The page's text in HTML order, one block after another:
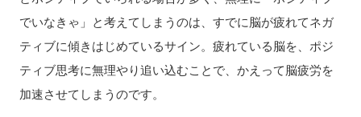
でいなきゃ」と考えてしまうのは、すでに脳が疲れてネガ
ティブに傾きはじめているサイン。疲れている脳を、ポジ
ティブ思考に無理やり追い込むことで、かえって脳疲労を
加速させてしまうのです。